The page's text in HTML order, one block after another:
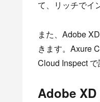
て、リッチでイ
また、Adobe
きます。Axure
Cloud Inspect
Adobe